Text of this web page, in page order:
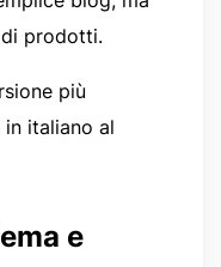
prodotti.
più
italiano al
e